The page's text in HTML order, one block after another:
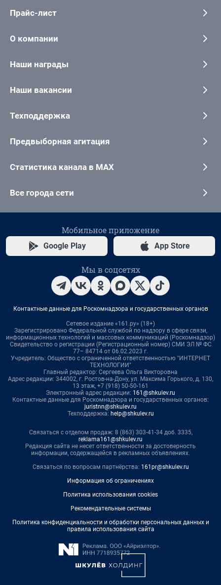
Прайс-лист
О компании
Наши награды
Наши вакансии
Техподдержка
Предвыборная агитация
Статистика канала в MAX
Все города сети
Мобильное приложение
Google Play App Store
Мы в соцсетях
Контактные данные для Роскомнадзора и государственных органов
Сетевое издание «161.ру» (18+)
Зарегистрировано Федеральной службой по надзору в сфере связи,
информационных технологий и массовых коммуникаций (Роскомнадзор)
Свидетельство о регистрации (Регистрационный номер) СМИ ЭЛ № ФС
77– 84714 от 06.02.2023 г.
Учредитель: Общество с ограниченной ответственностью "ИНТЕРНЕТ
ТЕХНОЛОГИИ"
Главный редактор: Сергеева Ольга Викторовна
Адрес редакции: 344002, г. Ростов-на-Дону, ул. Максима Горького, д. 130,
13 этаж, +7 (918) 50-50-161
Электронный адрес редакции: 161@shkulev.ru
Контактные данные для Роскомнадзора и государственных органов:
juristnn@shkulev.ru
Техподдержка: help@shkulev.ru
Связаться с отделом продаж: 8 (863) 303-41-34 доб. 3335,
reklama161@shkulev.ru
Редакция сайта не несет ответственности за достоверность
информации, содержащейся в рекламных объявлениях.
Связаться по вопросам партнёрства: 161pr@shkulev.ru
Информация об ограничениях
Политика использования cookies
Рекомендательные системы
Политика конфиденциальности и обработки персональных данных и
правила использования сайта